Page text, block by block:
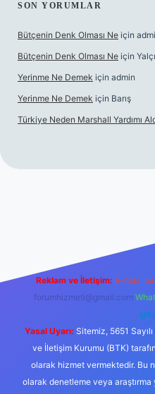
SON YORUMLAR
Bütçenin Denk Olması Ne için
Bütçenin Denk Olması Ne için
Yerinme Ne Demek için admin
Yerinme Ne Demek için Barış
Türkiye Neden Marshall Yardımı
Reklam ve İletişim: E-mail:
forumhizmeti@gmail.com
Yasal Uyarı: Sitemiz, 5651
ve İletişim Kurumu (BTK)
olarak hizmet vermektedir. Bu
olarak denetleme veya